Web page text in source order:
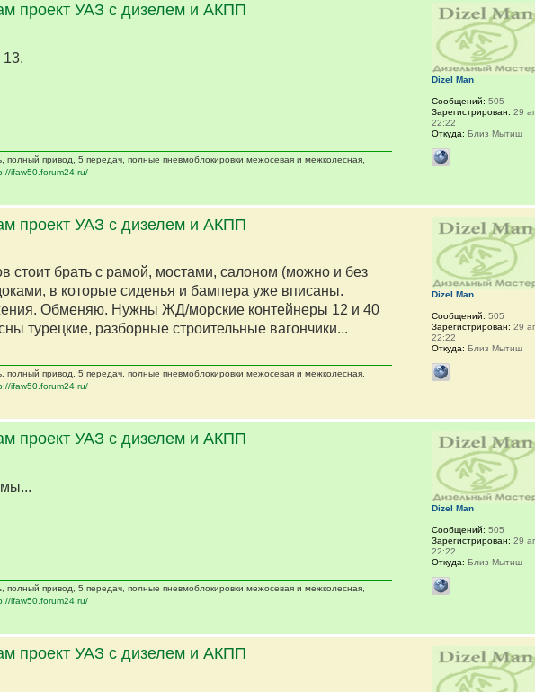
проект УАЗ с дизелем и АКПП
привод, 5 передач, полные пневмоблокировки межосевая и межколесная,
ifaw50.forum24.ru/
Dizel Man
Сообщений: 505
Зарегистрирован: 29
22:22
Откуда: Близ Мытищ
проект УАЗ с дизелем и АКПП
стоит брать с рамой, мостами, салоном (можно и без
в которые сиденья и бампера уже вписаны.
Обменяю. Нужны ЖД/морские контейнеры 12 и 40
турецкие, разборные строительные вагончики...
привод, 5 передач, полные пневмоблокировки межосевая и межколесная,
ifaw50.forum24.ru/
Dizel Man
Сообщений: 505
Зарегистрирован: 29
22:22
Откуда: Близ Мытищ
проект УАЗ с дизелем и АКПП
привод, 5 передач, полные пневмоблокировки межосевая и межколесная,
ifaw50.forum24.ru/
Dizel Man
Сообщений: 505
Зарегистрирован: 29
22:22
Откуда: Близ Мытищ
проект УАЗ с дизелем и АКПП